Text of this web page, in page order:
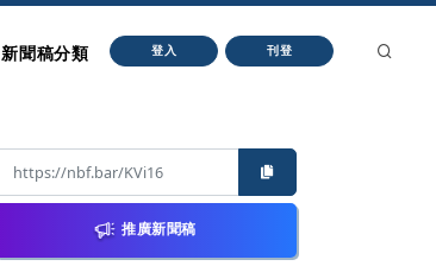
新聞稿分類 登入 刊登
推廣新聞稿